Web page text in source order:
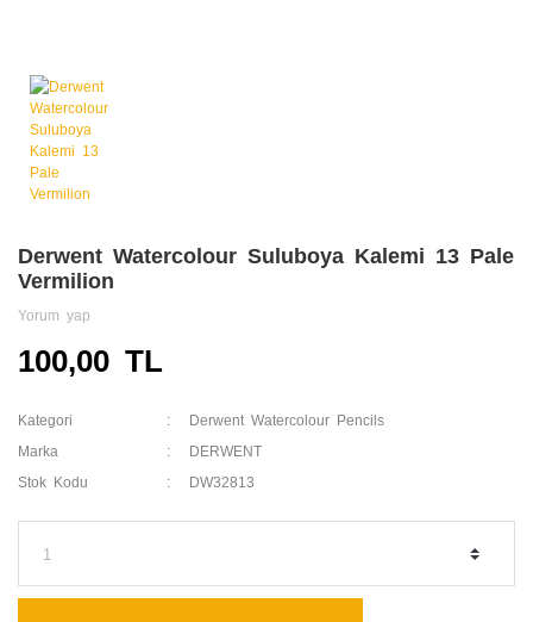
Derwent Watercolour Suluboya Kalemi 13 Pale
Vermilion
Yorum yap
100,00 TL
Kategori Derwent Watercolour Pencils
Marka DERWENT
Stok Kodu DW32813